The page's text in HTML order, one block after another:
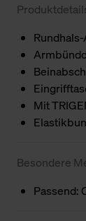
Mit
Besondere
Passend: